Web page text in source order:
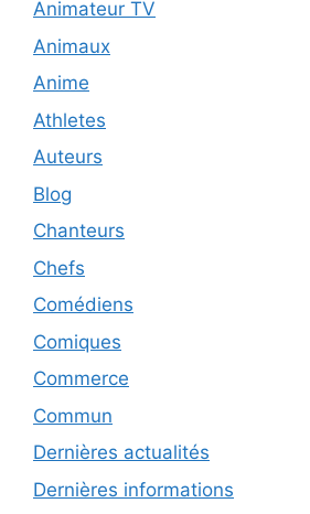
Animateur TV
Animaux
Anime
Athletes
Auteurs
Blog
Chanteurs
Chefs
Comédiens
Comiques
Commerce
Commun
Dernières actualités
Dernières informations